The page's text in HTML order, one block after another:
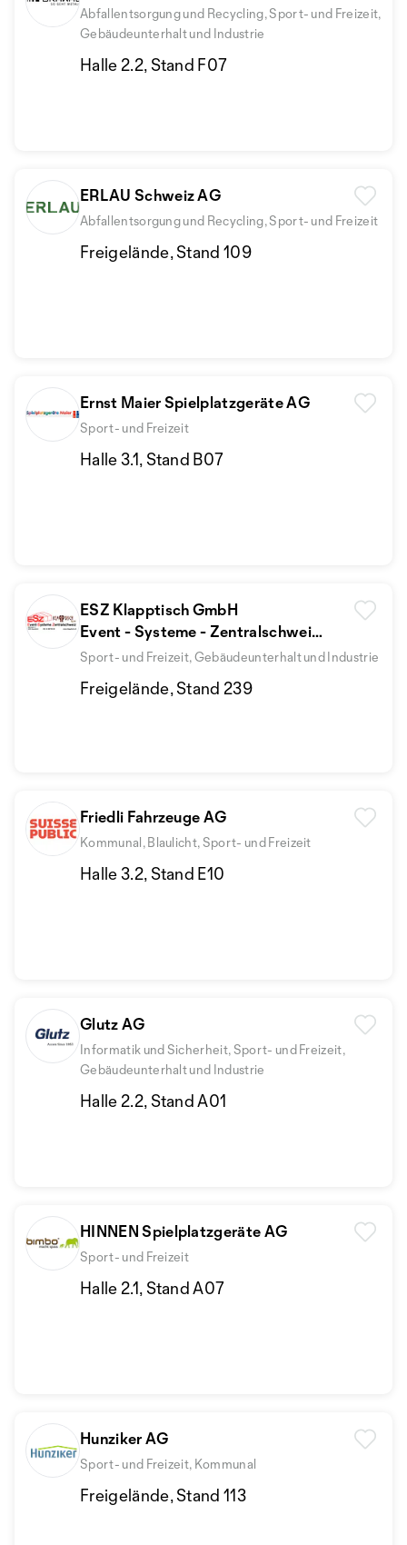
Abfallentsorgung und Recycling, Sport- und Freizeit,
Gebäudeunterhalt und Industrie
Halle 2.2, Stand F07
ERLAU Schweiz AG
Abfallentsorgung und Recycling, Sport- und Freizeit
Freigelände, Stand 109
Ernst Maier Spielplatzgeräte AG
Sport- und Freizeit
Halle 3.1, Stand B07
ESZ Klapptisch GmbH
Event - Systeme - Zentralschweiz
Mobiliar Verkauf für öffentliche
Sport- und Freizeit, Gebäudeunterhalt und Industrie
Freigelände, Stand 239
Friedli Fahrzeuge AG
Kommunal, Blaulicht, Sport- und Freizeit
Halle 3.2, Stand E10
Glutz AG
Informatik und Sicherheit, Sport- und Freizeit,
Gebäudeunterhalt und Industrie
Halle 2.2, Stand A01
HINNEN Spielplatzgeräte AG
Sport- und Freizeit
Halle 2.1, Stand A07
Hunziker AG
Sport- und Freizeit, Kommunal
Freigelände, Stand 113